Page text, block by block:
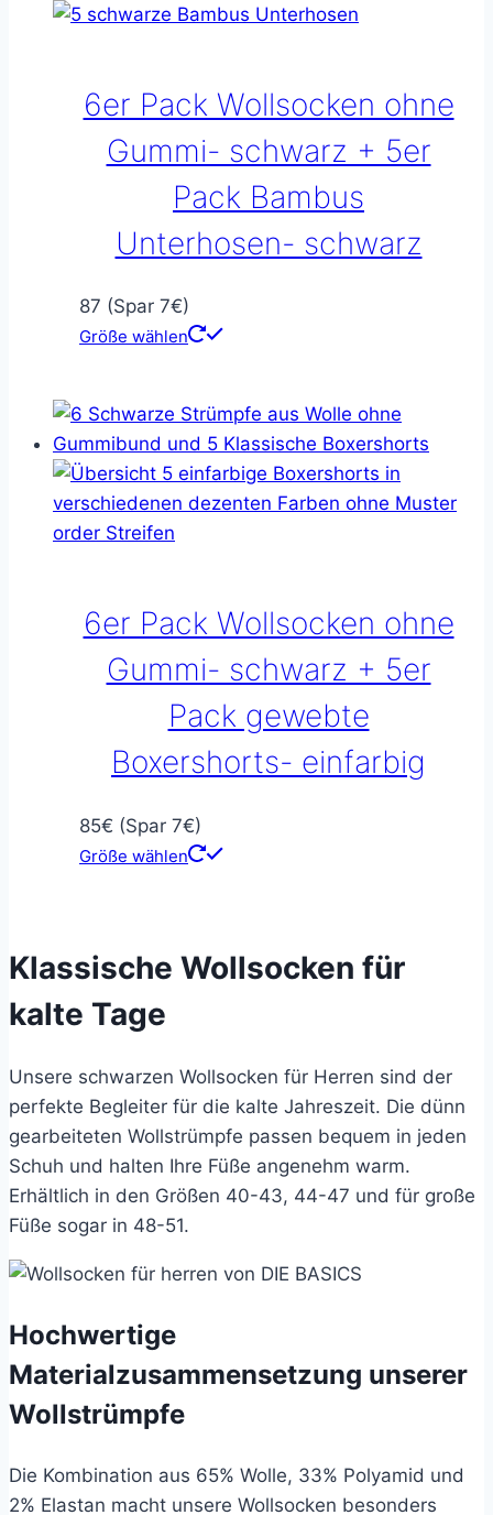
6er Pack Wollsocken ohne
Gummi- schwarz + 5er
Pack Bambus
Unterhosen- schwarz
87 (Spar 7€)
Größe wählen
6er Pack Wollsocken ohne
Gummi- schwarz + 5er
Pack gewebte
Boxershorts- einfarbig
85€ (Spar 7€)
Größe wählen
Klassische Wollsocken für
kalte Tage
Unsere schwarzen Wollsocken für Herren sind der
perfekte Begleiter für die kalte Jahreszeit. Die dünn
gearbeiteten Wollstrümpfe passen bequem in jeden
Schuh und halten Ihre Füße angenehm warm.
Erhältlich in den Größen 40-43, 44-47 und für große
Füße sogar in 48-51.
Hochwertige
Materialzusammensetzung unserer
Wollstrümpfe
Die Kombination aus 65% Wolle, 33% Polyamid und
2% Elastan macht unsere Wollsocken besonders